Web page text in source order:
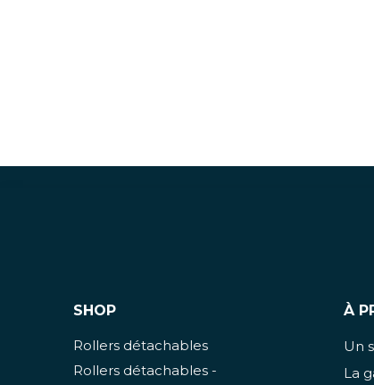
SHOP
Rollers détachables
Rollers détachables -
À
Un
La